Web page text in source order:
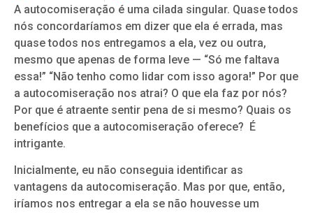
A autocomiseração é uma cilada singular. Quase todos
nós concordaríamos em dizer que ela é errada, mas
quase todos nos entregamos a ela, vez ou outra,
mesmo que apenas de forma leve — “Só me faltava
essa!” “Não tenho como lidar com isso agora!” Por que
a autocomiseração nos atrai? O que ela faz por nós?
Por que é atraente sentir pena de si mesmo? Quais os
benefícios que a autocomiseração oferece? É
intrigante.
Inicialmente, eu não conseguia identificar as
vantagens da autocomiseração. Mas por que, então,
iríamos nos entregar a ela se não houvesse um